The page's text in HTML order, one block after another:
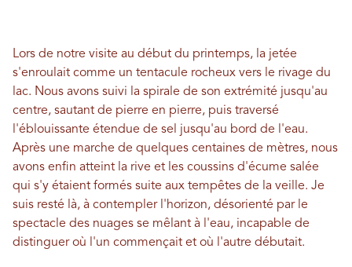
Lors de notre visite au début du printemps, la jetée
s'enroulait comme un tentacule rocheux vers le rivage du
lac. Nous avons suivi la spirale de son extrémité jusqu'au
centre, sautant de pierre en pierre, puis traversé
l'éblouissante étendue de sel jusqu'au bord de l'eau.
Après une marche de quelques centaines de mètres, nous
avons enfin atteint la rive et les coussins d'écume salée
qui s'y étaient formés suite aux tempêtes de la veille. Je
suis resté là, à contempler l'horizon, désorienté par le
spectacle des nuages ​​se mêlant à l'eau, incapable de
distinguer où l'un commençait et où l'autre débutait.